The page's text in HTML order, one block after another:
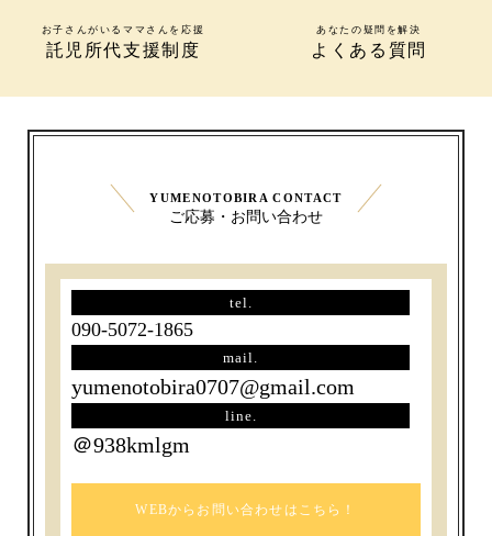
お子さんがいるママさんを応援
託児所代支援制度
あなたの疑問を解決
よくある質問
YUMENOTOBIRA CONTACT
ご応募・お問い合わせ
tel.
090-5072-1865
mail.
yumenotobira0707@gmail.com
line.
＠938kmlgm
WEBからお問い合わせはこちら！